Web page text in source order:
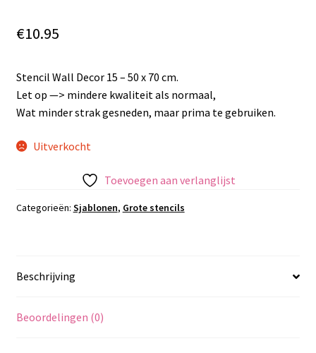
€10.95
Stencil Wall Decor 15 – 50 x 70 cm.
Let op —> mindere kwaliteit als normaal,
Wat minder strak gesneden, maar prima te gebruiken.
Uitverkocht
Toevoegen aan verlanglijst
Categorieën: Sjablonen, Grote stencils
Beschrijving
Beoordelingen (0)